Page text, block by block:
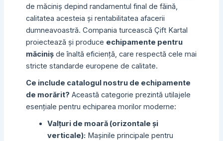
de măciniș depind randamentul final de făină,
calitatea acesteia și rentabilitatea afacerii
dumneavoastră. Compania turcească Çift Kartal
proiectează și produce echipamente pentru
măcinișde înaltă eficiență, care respectă cele mai
stricte standarde europene de calitate.
Ce include catalogul nostru de echipamente
de morărit? Această categorie prezintă utilajele
esențiale pentru echiparea morilor moderne:
Valțuri de moară (orizontale și
verticale): Mașinile principale pentru